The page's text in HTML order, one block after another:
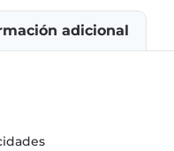
adicional